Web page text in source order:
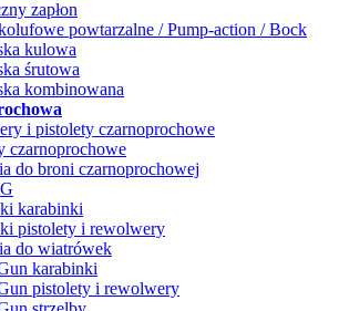
zapłon
powtarzalne / Pump-action / Bock
kulowa
śrutowa
kombinowana
i pistolety czarnoprochowe
czarnoprochowe
do broni czarnoprochowej
karabinki
pistolety i rewolwery
do wiatrówek
karabinki
pistolety i rewolwery